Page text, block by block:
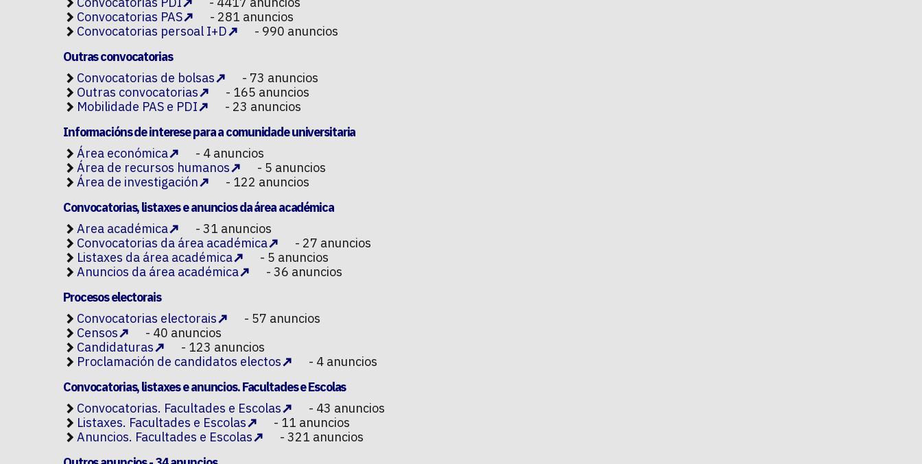
Convocatorias PAS
- 281 anuncios
Convocatorias persoal I+D
- 990 anuncios
Outras convocatorias
Convocatorias de bolsas
- 73 anuncios
Outras convocatorias
- 165 anuncios
Mobilidade PAS e PDI
- 23 anuncios
Informacións de interese para a comunidade universitaria
Área económica
- 4 anuncios
Área de recursos humanos
- 5 anuncios
Área de investigación
- 122 anuncios
Convocatorias, listaxes e anuncios da área académica
Area académica
- 31 anuncios
Convocatorias da área académica
- 27 anuncios
Listaxes da área académica
- 5 anuncios
Anuncios da área académica
- 36 anuncios
Procesos electorais
Convocatorias electorais
- 57 anuncios
Censos
- 40 anuncios
Candidaturas
- 123 anuncios
Proclamación de candidatos electos
- 4 anuncios
Convocatorias, listaxes e anuncios. Facultades e Escolas
Convocatorias. Facultades e Escolas
- 43 anuncios
Listaxes. Facultades e Escolas
- 11 anuncios
Anuncios. Facultades e Escolas
- 321 anuncios